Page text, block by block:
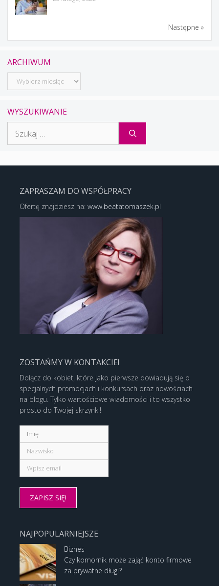
Następne »
ARCHIWUM
Archiwum
WYSZUKIWANIE
ZAPRASZAM DO WSPÓŁPRACY
Ofertę znajdziesz na: www.beatatomaszek.pl
ZOSTAŃMY W KONTAKCIE!
Dołącz do kobiet, które jako pierwsze dowiadują się o
specjalnych promocjach i konkursach oraz nowościach
na blogu. Tylko wartościowe wiadomości i to wszystko
prosto do Twojej skrzynki!
NAJPOPULARNIEJSZE
Biznes
Czy komornik może zająć konto firmowe
za prywatne długi?